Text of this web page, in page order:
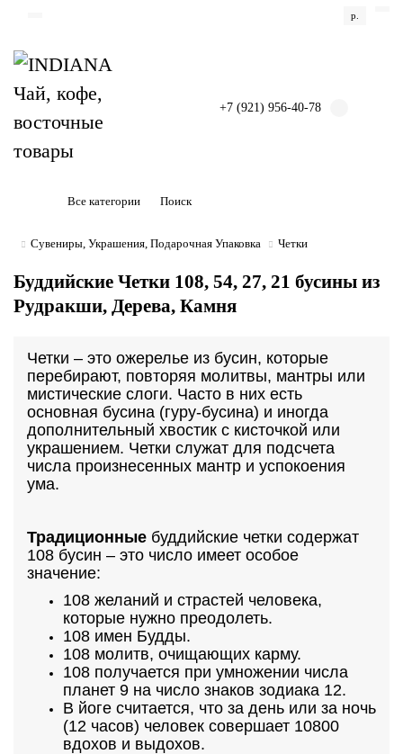
р.
+7 (921) 956-40-78
Все категории
Сувениры, Украшения, Подарочная Упаковка Четки
Буддийские Четки 108, 54, 27, 21 бусины из
Рудракши, Дерева, Камня
Четки – это ожерелье из бусин, которые
перебирают, повторяя молитвы, мантры или
мистические слоги. Часто в них есть
основная бусина (гуру-бусина) и иногда
дополнительный хвостик с кисточкой или
украшением. Четки служат для подсчета
числа произнесенных мантр и успокоения
ума.
Традиционные буддийские четки содержат
108 бусин – это число имеет особое
значение:
108 желаний и страстей человека,
которые нужно преодолеть.
108 имен Будды.
108 молитв, очищающих карму.
108 получается при умножении числа
планет 9 на число знаков зодиака 12.
В йоге считается, что за день или за ночь
(12 часов) человек совершает 10800
вдохов и выдохов.